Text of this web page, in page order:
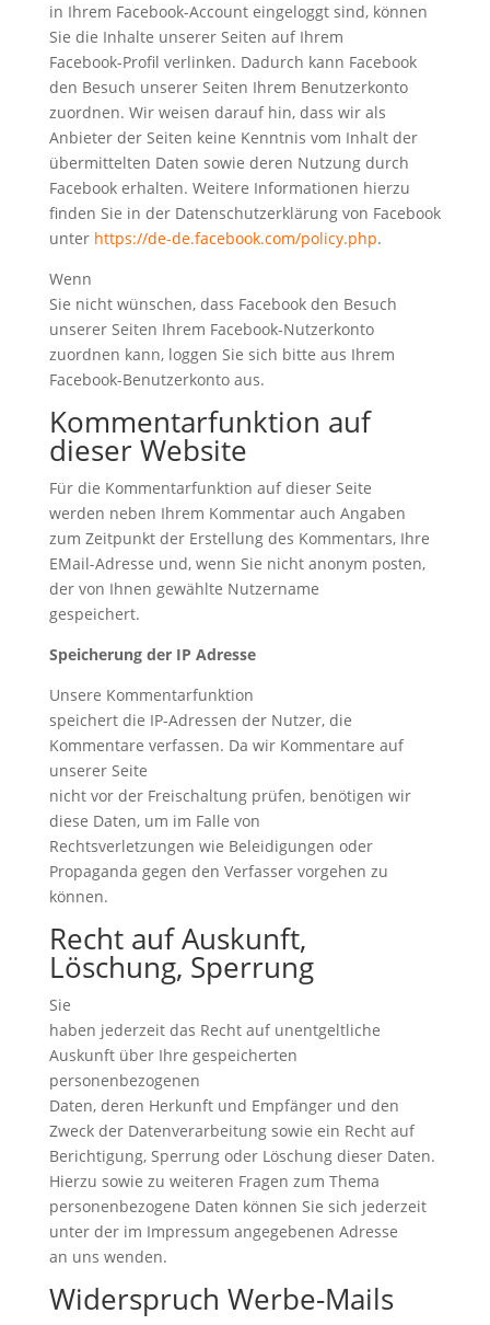
in Ihrem Facebook-Account eingeloggt sind, können
Sie die Inhalte unserer Seiten auf Ihrem
Facebook-Profil verlinken. Dadurch kann Facebook
den Besuch unserer Seiten Ihrem Benutzerkonto
zuordnen. Wir weisen darauf hin, dass wir als
Anbieter der Seiten keine Kenntnis vom Inhalt der
übermittelten Daten sowie deren Nutzung durch
Facebook erhalten. Weitere Informationen hierzu
finden Sie in der Datenschutzerklärung von Facebook
unter https://de-de.facebook.com/policy.php.
Wenn
Sie nicht wünschen, dass Facebook den Besuch
unserer Seiten Ihrem Facebook-Nutzerkonto
zuordnen kann, loggen Sie sich bitte aus Ihrem
Facebook-Benutzerkonto aus.
Kommentarfunktion auf
dieser Website
Für die Kommentarfunktion auf dieser Seite
werden neben Ihrem Kommentar auch Angaben
zum Zeitpunkt der Erstellung des Kommentars, Ihre
EMail-Adresse und, wenn Sie nicht anonym posten,
der von Ihnen gewählte Nutzername
gespeichert.
Speicherung der IP Adresse
Unsere Kommentarfunktion
speichert die IP-Adressen der Nutzer, die
Kommentare verfassen. Da wir Kommentare auf
unserer Seite
nicht vor der Freischaltung prüfen, benötigen wir
diese Daten, um im Falle von
Rechtsverletzungen wie Beleidigungen oder
Propaganda gegen den Verfasser vorgehen zu
können.
Recht auf Auskunft,
Löschung, Sperrung
Sie
haben jederzeit das Recht auf unentgeltliche
Auskunft über Ihre gespeicherten
personenbezogenen
Daten, deren Herkunft und Empfänger und den
Zweck der Datenverarbeitung sowie ein Recht auf
Berichtigung, Sperrung oder Löschung dieser Daten.
Hierzu sowie zu weiteren Fragen zum Thema
personenbezogene Daten können Sie sich jederzeit
unter der im Impressum angegebenen Adresse
an uns wenden.
Widerspruch Werbe-Mails